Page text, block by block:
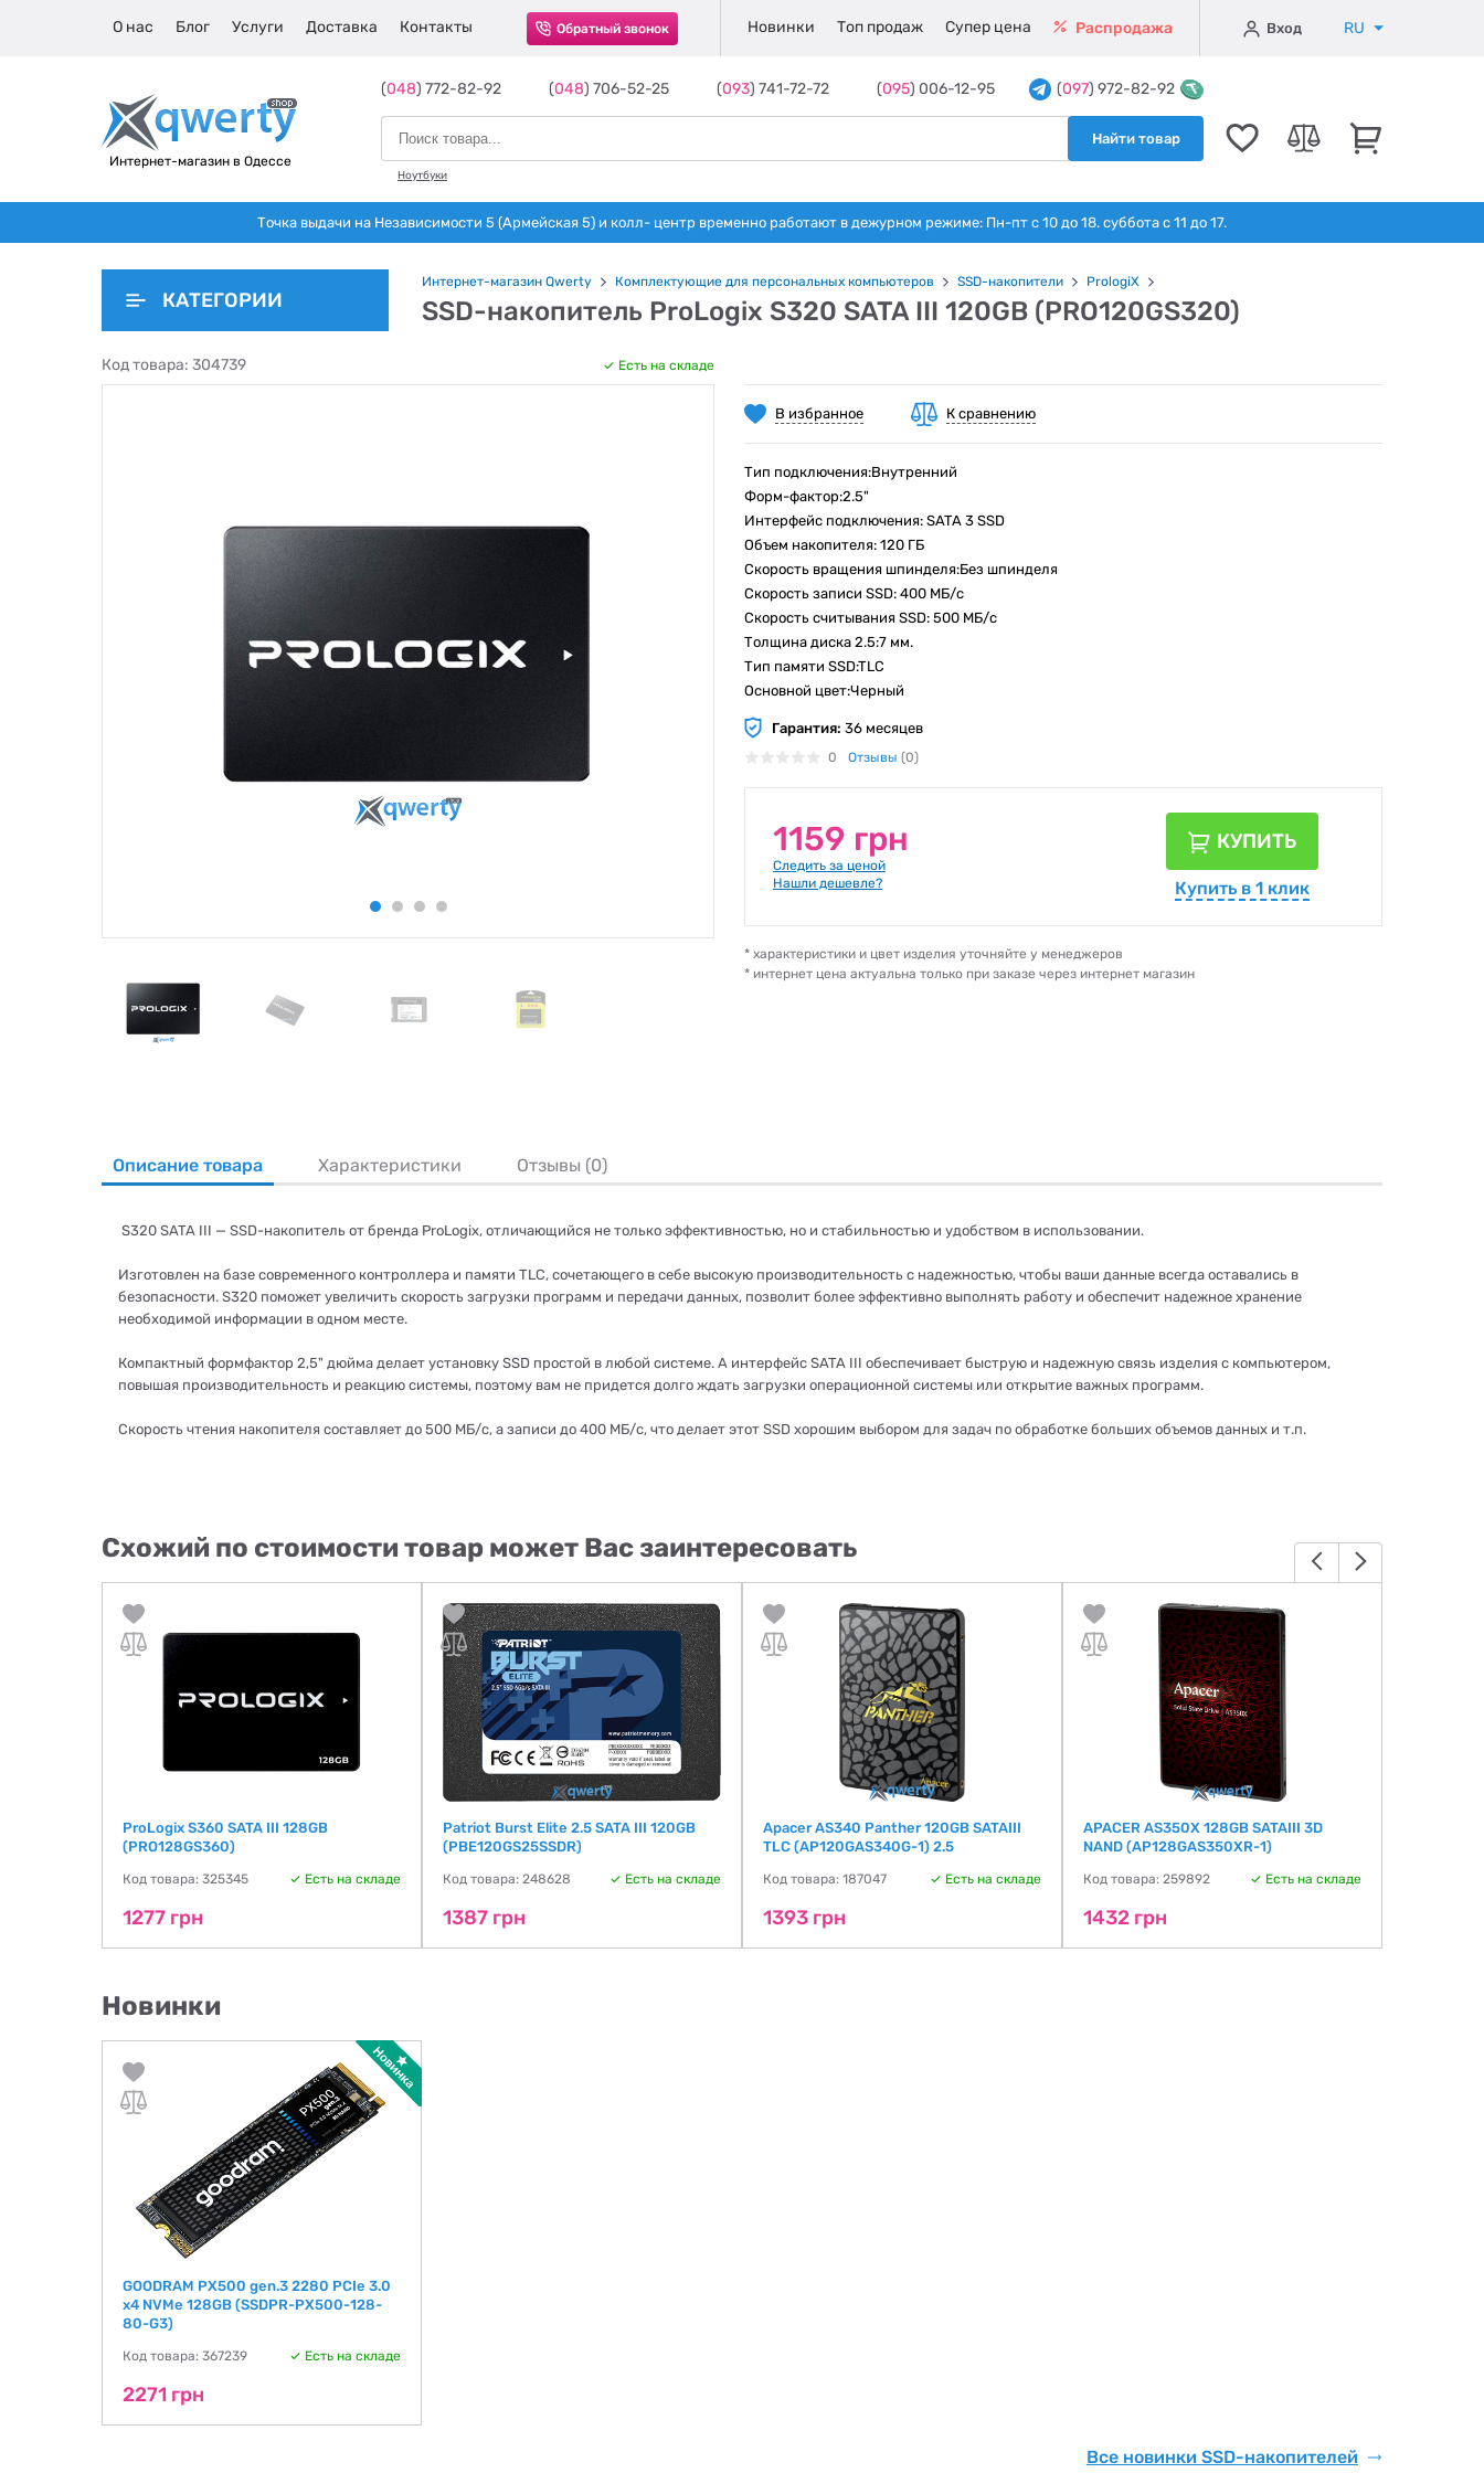
О нас Блог Услуги Доставка Контакты Обратный звонок Новинки Топ продаж Супер цена Распродажа Вход RU
Интернет-магазин в Одессе
(048) 772-82-92 (048) 706-52-25 (093) 741-72-72 (095) 006-12-95 (097) 972-82-92
Найти товар
Ноутбуки
Точка выдачи на Независимости 5 (Армейская 5) и колл- центр временно работают в дежурном режиме: Пн-пт с 10 до 18. суббота с 11 до 17.
КАТЕГОРИИ
Интернет-магазин Qwerty Комплектующие для персональных компьютеров SSD-накопители PrologiX
SSD-накопитель ProLogix S320 SATA III 120GB (PRO120GS320)
Код товара: 304739 Есть на складе
В избранное К сравнению
Тип подключения:Внутренний
Форм-фактор:2.5"
Интерфейс подключения: SATA 3 SSD
Объем накопителя: 120 ГБ
Скорость вращения шпинделя:Без шпинделя
Скорость записи SSD: 400 МБ/с
Скорость считывания SSD: 500 МБ/с
Толщина диска 2.5:7 мм.
Тип памяти SSD:TLC
Основной цвет:Черный
Гарантия: 36 месяцев
0 Отзывы (0)
1159 грн
Следить за ценой
Нашли дешевле?
КУПИТЬ
Купить в 1 клик
* характеристики и цвет изделия уточняйте у менеджеров
* интернет цена актуальна только при заказе через интернет магазин
Описание товара Характеристики Отзывы (0)
S320 SATA III — SSD-накопитель от бренда ProLogix, отличающийся не только эффективностью, но и стабильностью и удобством в использовании.
Изготовлен на базе современного контроллера и памяти TLC, сочетающего в себе высокую производительность с надежностью, чтобы ваши данные всегда оставались в
безопасности. S320 поможет увеличить скорость загрузки программ и передачи данных, позволит более эффективно выполнять работу и обеспечит надежное хранение
необходимой информации в одном месте.
Компактный формфактор 2,5" дюйма делает установку SSD простой в любой системе. А интерфейс SATA III обеспечивает быструю и надежную связь изделия с компьютером,
повышая производительность и реакцию системы, поэтому вам не придется долго ждать загрузки операционной системы или открытие важных программ.
Скорость чтения накопителя составляет до 500 МБ/с, а записи до 400 МБ/с, что делает этот SSD хорошим выбором для задач по обработке больших объемов данных и т.п.
Схожий по стоимости товар может Вас заинтересовать
ProLogix S360 SATA III 128GB
(PRO128GS360)
Код товара: 325345 Есть на складе
1277 грн
Patriot Burst Elite 2.5 SATA III 120GB
(PBE120GS25SSDR)
Код товара: 248628 Есть на складе
1387 грн
Apacer AS340 Panther 120GB SATAIII
TLC (AP120GAS340G-1) 2.5
Код товара: 187047 Есть на складе
1393 грн
APACER AS350X 128GB SATAIII 3D
NAND (AP128GAS350XR-1)
Код товара: 259892 Есть на складе
1432 грн
Новинки
GOODRAM PX500 gen.3 2280 PCIe 3.0
x4 NVMe 128GB (SSDPR-PX500-128-
80-G3)
Код товара: 367239 Есть на складе
2271 грн
Все новинки SSD-накопителей